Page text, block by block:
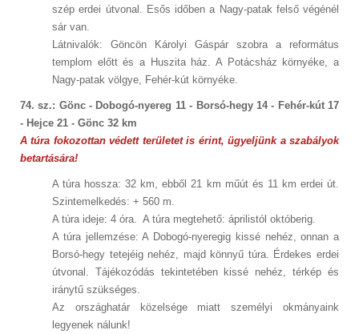
szép erdei útvonal. Esős időben a Nagy-patak felső végénél
sár van.
Látnivalók: Göncön Károlyi Gáspár szobra a református
templom előtt és a Huszita ház. A Potácsház környéke, a
Nagy-patak völgye, Fehér-kút környéke.
74. sz.: Gönc - Dobogó-nyereg 11 - Borsó-hegy 14 - Fehér-kút 17
- Hejce 21 - Gönc 32 km
A túra fokozottan védett területet is érint, ügyeljünk a szabályok
betartására!
A túra hossza: 32 km, ebből 21 km műút és 11 km erdei út.
Szintemelkedés: + 560 m.
A túra ideje: 4 óra. A túra megtehető: áprilistól októberig.
A túra jellemzése: A Dobogó-nyeregig kissé nehéz, onnan a
Borsó-hegy tetejéig nehéz, majd könnyű túra. Érdekes erdei
útvonal. Tájékozódás tekintetében kissé nehéz, térkép és
iránytű szükséges.
Az országhatár közelsége miatt személyi okmányaink
legyenek nálunk!